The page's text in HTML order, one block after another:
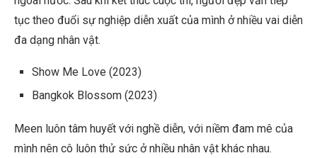
tục theo đuổi sự nghiệp diễn xuất của mình ở nhiều vai diễn
đa dạng nhân vật.
Show Me Love (2023)
Bangkok Blossom (2023)
Meen luôn tâm huyết với nghề diễn, với niềm đam mê của
mình nên cô luôn thử sức ở nhiều nhân vật khác nhau.